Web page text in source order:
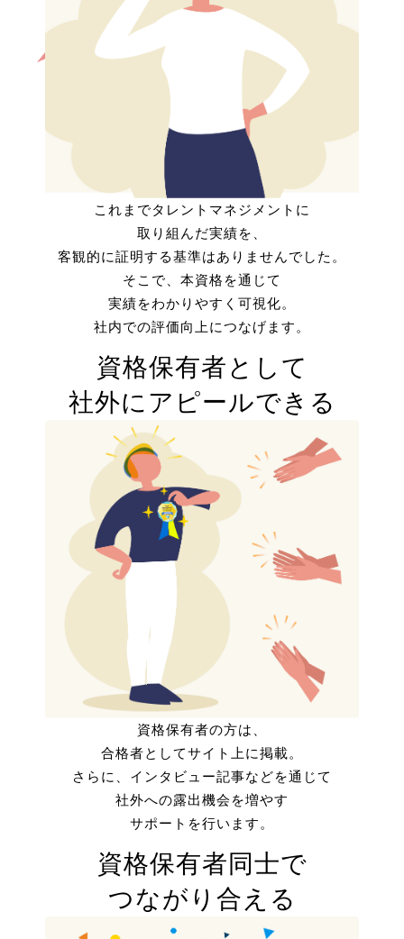
これまでタレントマネジメントに
取り組んだ実績を、
客観的に証明する基準はありませんでした。
そこで、本資格を通じて
実績をわかりやすく可視化。
社内での評価向上につなげます。
資格保有者として
社外にアピールできる
資格保有者の方は、
合格者としてサイト上に掲載。
さらに、インタビュー記事などを通じて
社外への露出機会を増やす
サポートを行います。
資格保有者同士で
つながり合える